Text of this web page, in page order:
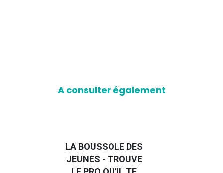
A consulter également
LA BOUSSOLE DES
JEUNES - TROUVE